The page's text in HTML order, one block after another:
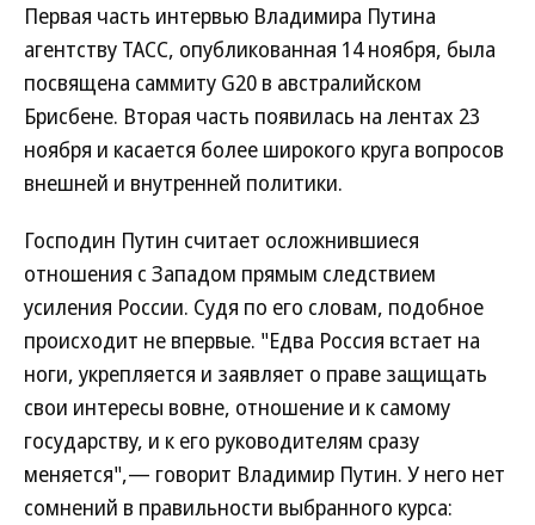
Первая часть интервью Владимира Путина
агентству ТАСС, опубликованная 14 ноября, была
посвящена саммиту G20 в австралийском
Брисбене. Вторая часть появилась на лентах 23
ноября и касается более широкого круга вопросов
внешней и внутренней политики.
Господин Путин считает осложнившиеся
отношения с Западом прямым следствием
усиления России. Судя по его словам, подобное
происходит не впервые. "Едва Россия встает на
ноги, укрепляется и заявляет о праве защищать
свои интересы вовне, отношение и к самому
государству, и к его руководителям сразу
меняется",— говорит Владимир Путин. У него нет
сомнений в правильности выбранного курса: